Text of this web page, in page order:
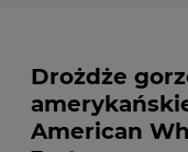
Drożdże
American